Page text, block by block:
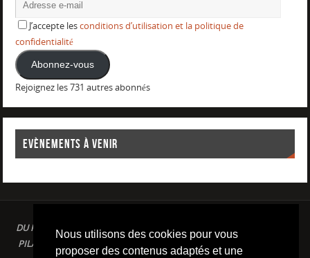
Nous utilisons des cookies pour vous
proposer des contenus adaptés et une
J’accepte lesconditions d’utilisation et la politique de
confidentialité
Abonnez-vous
Rejoignez les 731 autres abonnés
EVÈNEMENTS À VENIR
DU PLAISIR DANS LE SPORT LOISIR A LA COMPETITION : AQUAGYM /
PILATES / STRETCHING / COURSE A PIED / NATATION / TRIATHLON /